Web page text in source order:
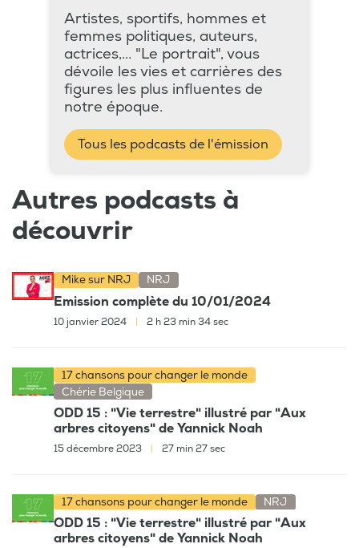
Artistes, sportifs, hommes et
femmes politiques, auteurs,
actrices,... "Le portrait", vous
dévoile les vies et carrières des
figures les plus influentes de
notre époque.
Tous les podcasts de l'émission
Autres podcasts à
découvrir
Mike sur NRJ NRJ
Emission complète du 10/01/2024
10 janvier 2024 2 h 23 min 34 sec
17 chansons pour changer le monde
Chérie Belgique
ODD 15 : "Vie terrestre" illustré par "Aux
arbres citoyens" de Yannick Noah
15 décembre 2023 | 27 min 27 sec
17 chansons pour changer le monde NRJ
ODD 15 : "Vie terrestre" illustré par "Aux
arbres citoyens" de Yannick Noah